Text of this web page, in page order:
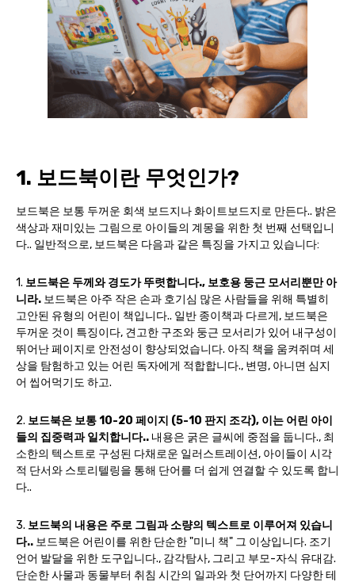
1. 보드북이란 무엇인가?
보드북은 보통 두꺼운 회색 보드지나 화이트보드지로 만든다.. 밝은
색상과 재미있는 그림으로 아이들의 계몽을 위한 첫 번째 선택입니
다.. 일반적으로, 보드북은 다음과 같은 특징을 가지고 있습니다:
1. 보드북은 두께와 경도가 뚜렷합니다., 보호용 둥근 모서리뿐만 아
니라. 보드북은 아주 작은 손과 호기심 많은 사람들을 위해 특별히
고안된 유형의 어린이 책입니다.. 일반 종이책과 다르게, 보드북은
두꺼운 것이 특징이다, 견고한 구조와 둥근 모서리가 있어 내구성이
뛰어난 페이지로 안전성이 향상되었습니다. 아직 책을 움켜쥐며 세
상을 탐험하고 있는 어린 독자에게 적합합니다., 변명, 아니면 심지
어 씹어먹기도 하고.
2. 보드북은 보통 10-20 페이지 (5-10 판지 조각), 이는 어린 아이
들의 집중력과 일치합니다.. 내용은 굵은 글씨에 중점을 둡니다., 최
소한의 텍스트로 구성된 다채로운 일러스트레이션, 아이들이 시각
적 단서와 스토리텔링을 통해 단어를 더 쉽게 연결할 수 있도록 합니
다..
3. 보드북의 내용은 주로 그림과 소량의 텍스트로 이루어져 있습니
다.. 보드북은 어린이를 위한 단순한 "미니 책" 그 이상입니다. 조기
언어 발달을 위한 도구입니다., 감각탐사, 그리고 부모-자식 유대감.
단순한 사물과 동물부터 취침 시간의 일과와 첫 단어까지 다양한 테